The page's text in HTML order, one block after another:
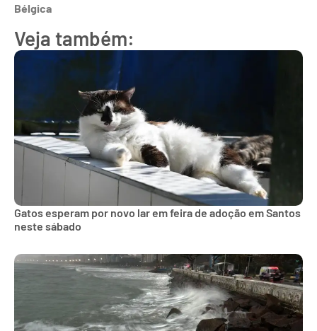
Bélgica
Veja também:
Gatos esperam por novo lar em feira de adoção em Santos
neste sábado